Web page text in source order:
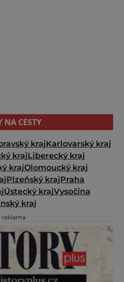
NA CESTY
krajKarlovarský kraj
krajLiberecký kraj
krajOlomoucký kraj
Plzeňský krajPraha
Ústecký krajVysočina
kraj
reklama